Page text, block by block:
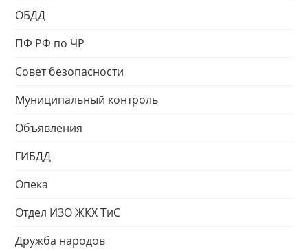
ОБДД
ПФ РФ по ЧР
Совет безопасности
Муниципальный контроль
Объявления
ГИБДД
Опека
Отдел ИЗО ЖКХ ТиС
Дружба народов